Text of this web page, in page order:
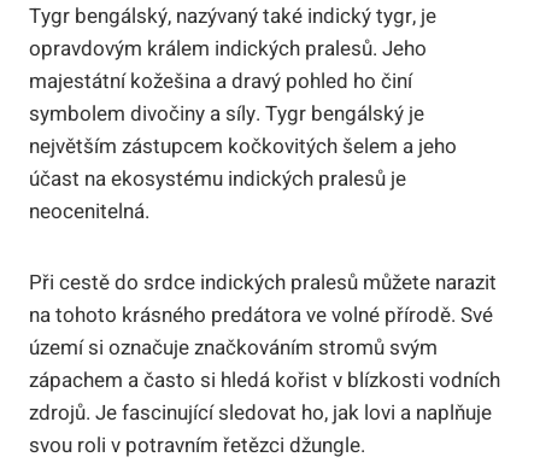
Tygr bengálský, nazývaný také indický tygr, je
opravdovým králem indických pralesů. Jeho
majestátní kožešina a dravý pohled ho činí
symbolem divočiny a síly. Tygr bengálský je
největším zástupcem kočkovitých šelem a jeho
účast na ekosystému indických pralesů je
neocenitelná.
Při cestě do srdce indických pralesů můžete narazit
na tohoto krásného predátora ve volné přírodě. Své
území si označuje značkováním stromů svým
zápachem a často si hledá kořist v blízkosti vodních
zdrojů. Je fascinující sledovat ho, jak lovi a naplňuje
svou roli v potravním řetězci džungle.